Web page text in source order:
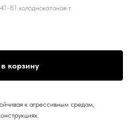
холоднокатаная т
корзину
к агрессивным средам,